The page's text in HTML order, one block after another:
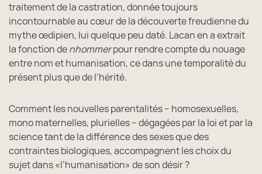
traitement de la castration, donnée toujours
incontournable au cœur de la découverte freudienne du
mythe œdipien, lui quelque peu daté. Lacan en a extrait
la fonction denhommerpour rendre compte du nouage
entre nom et humanisation, ce dans une temporalité du
présent plus que de l’hérité.
Comment les nouvelles parentalités – homosexuelles,
mono maternelles, plurielles – dégagées par la loi et par la
science tant de la différence des sexes que des
contraintes biologiques, accompagnent les choix du
sujet dans «l’humanisation» de son désir ?